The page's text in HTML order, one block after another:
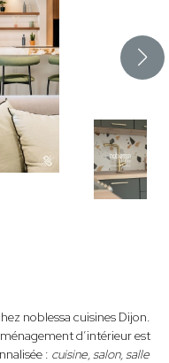
noblessa cuisines Dijon.
d’intérieur est
: cuisine, salon, salle